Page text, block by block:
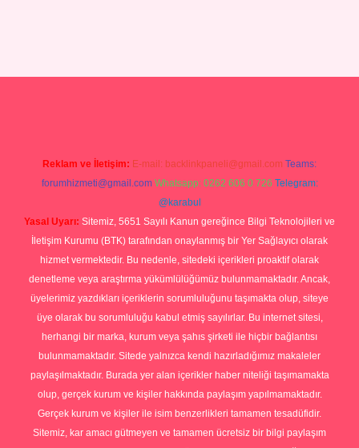
Reklam ve İletişim: E-mail: backlinkpaneli@gmail.com Teams:
forumhizmeti@gmail.com Whatsapp: 0262 606 0 726 Telegram:
@karabul
Yasal Uyarı: Sitemiz, 5651 Sayılı Kanun gereğince Bilgi Teknolojileri ve
İletişim Kurumu (BTK) tarafından onaylanmış bir Yer Sağlayıcı olarak
hizmet vermektedir. Bu nedenle, sitedeki içerikleri proaktif olarak
denetleme veya araştırma yükümlülüğümüz bulunmamaktadır. Ancak,
üyelerimiz yazdıkları içeriklerin sorumluluğunu taşımakta olup, siteye
üye olarak bu sorumluluğu kabul etmiş sayılırlar. Bu internet sitesi,
herhangi bir marka, kurum veya şahıs şirketi ile hiçbir bağlantısı
bulunmamaktadır. Sitede yalnızca kendi hazırladığımız makaleler
paylaşılmaktadır. Burada yer alan içerikler haber niteliği taşımamakta
olup, gerçek kurum ve kişiler hakkında paylaşım yapılmamaktadır.
Gerçek kurum ve kişiler ile isim benzerlikleri tamamen tesadüfidir.
Sitemiz, kar amacı gütmeyen ve tamamen ücretsiz bir bilgi paylaşım